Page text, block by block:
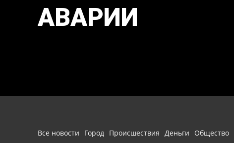
АВАРИИ
Все новости Город Происшествия Деньги Общество